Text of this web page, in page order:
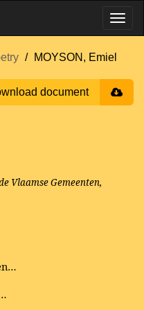
MOYSON, Emiel
document
Vlaamse Gemeenten,